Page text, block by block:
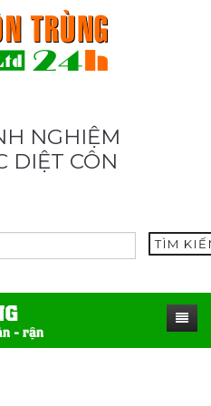
NGHIỆM
DIỆT CÔN
TÌM